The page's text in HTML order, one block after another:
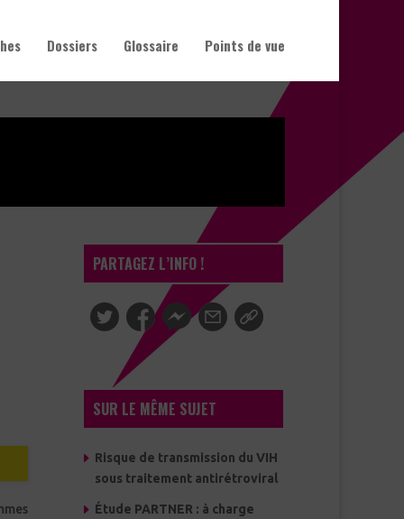
Dossiers Glossaire Points de vue
PARTAGEZ L’INFO !
SUR LE MÊME SUJET
Risque de transmission du VIH
sous traitement antirétroviral
Étude PARTNER : à charge